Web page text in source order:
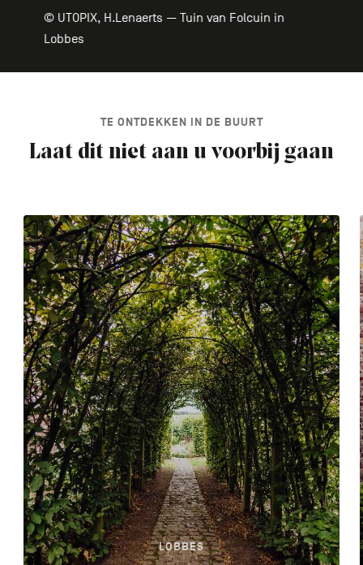
© UTOPIX, H.Lenaerts — Tuin van Folcuin in
Lobbes
TE ONTDEKKEN IN DE BUURT
Laat dit niet aan u voorbij gaan
LOBBES